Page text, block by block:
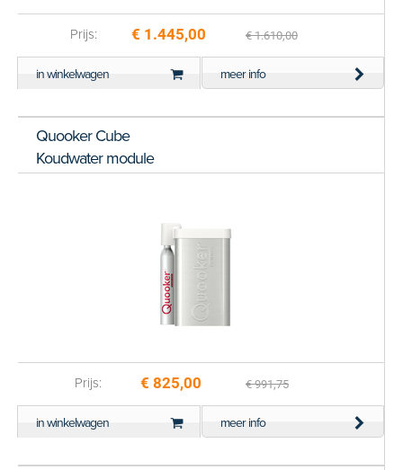
Prijs: € 1.445,00 € 1.610,00
in winkelwagen meer info
Quooker Cube
Koudwater module
Prijs: € 825,00 € 991,75
in winkelwagen meer info